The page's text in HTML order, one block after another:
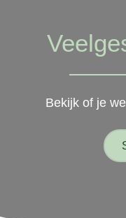
Bekijk of je